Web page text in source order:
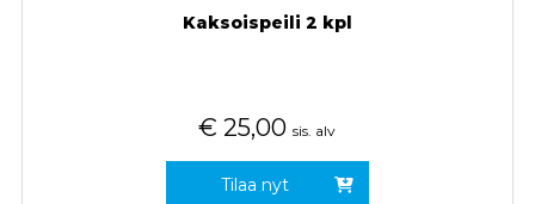
Kaksoispeili 2 kpl
€ 25,00 sis. alv
Tilaa nyt